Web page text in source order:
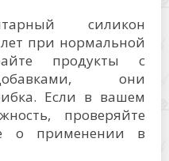
силикон
при нормальной
продукты с
они
Если в вашем
проверяйте
о применении в